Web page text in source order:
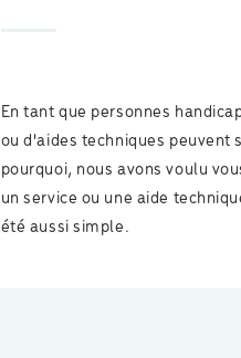
En tant que personnes
ou d'aides techniques peuvent
pourquoi, nous avons voulu
un service ou une aide
été aussi simple.